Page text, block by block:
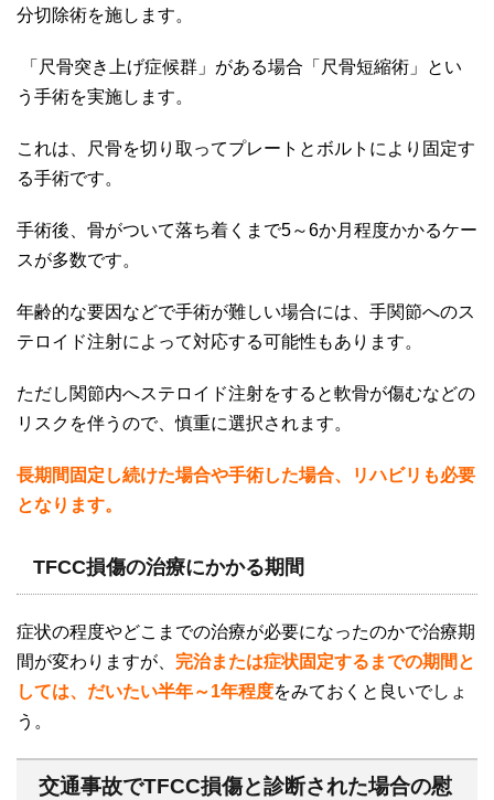
分切除術を施します。
「尺骨突き上げ症候群」がある場合「尺骨短縮術」とい
う手術を実施します。
これは、尺骨を切り取ってプレートとボルトにより固定す
る手術です。
手術後、骨がついて落ち着くまで5～6か月程度かかるケー
スが多数です。
年齢的な要因などで手術が難しい場合には、手関節へのス
テロイド注射によって対応する可能性もあります。
ただし関節内へステロイド注射をすると軟骨が傷むなどの
リスクを伴うので、慎重に選択されます。
長期間固定し続けた場合や手術した場合、リハビリも必要
となります。
TFCC損傷の治療にかかる期間
症状の程度やどこまでの治療が必要になったのかで治療期
間が変わりますが、 完治または症状固定するまでの期間と
しては、だいたい半年～1年程度をみておくと良いでしょ
う。
交通事故でTFCC損傷と診断された場合の慰